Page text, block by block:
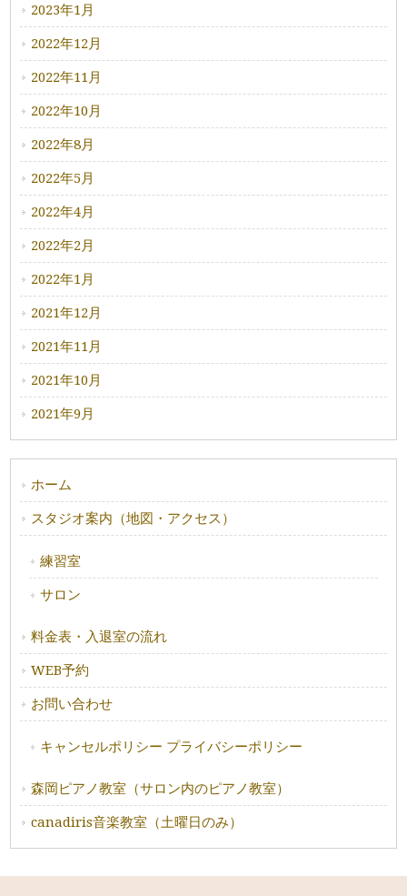
2023年1月
2022年12月
2022年11月
2022年10月
2022年8月
2022年5月
2022年4月
2022年2月
2022年1月
2021年12月
2021年11月
2021年10月
2021年9月
ホーム
スタジオ案内（地図・アクセス）
練習室
サロン
料金表・入退室の流れ
WEB予約
お問い合わせ
キャンセルポリシー プライバシーポリシー
森岡ピアノ教室（サロン内のピアノ教室）
canadiris音楽教室（土曜日のみ）